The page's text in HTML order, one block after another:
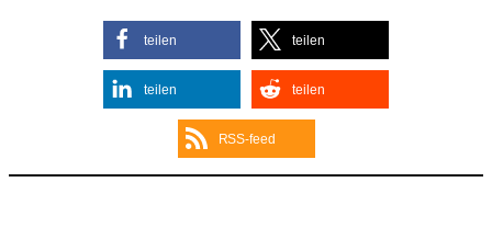
teilen teilen
teilen teilen
RSS-feed